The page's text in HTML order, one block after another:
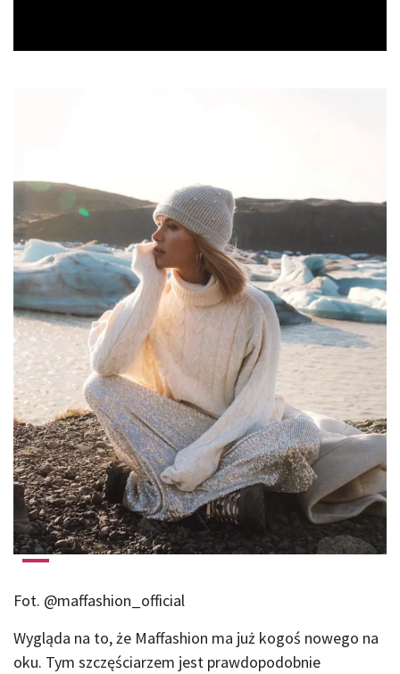
Fot. @maffashion_official
Wygląda na to, że Maffashion ma już kogoś nowego na
oku. Tym szczęściarzem jest prawdopodobnie